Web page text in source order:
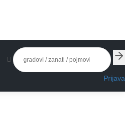
Prijava